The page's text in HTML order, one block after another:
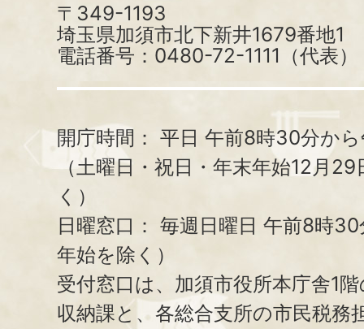
〒349-1193
埼玉県加須市北下新井1679番地1
電話番号：0480-72-1111（代表）
開庁時間： 平日 午前8時30分か
（土曜日・祝日・年末年始12月
く）
日曜窓口： 毎週日曜日 午前8時
年始を除く）
受付窓口は、加須市役所本庁舎1
収納課と、 各総合支所の市民税務